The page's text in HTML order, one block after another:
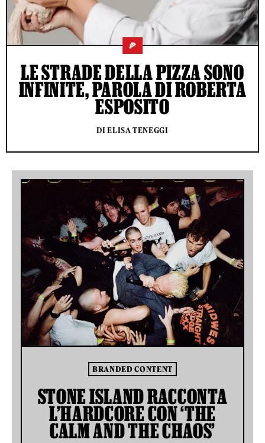
🍕
LE STRADE DELLA PIZZA SONO
INFINITE, PAROLA DI ROBERTA
ESPOSITO
DI ELISA TENEGGI
BRANDED CONTENT
STONE ISLAND RACCONTA
L’HARDCORE CON ‘THE
CALM AND THE CHAOS’